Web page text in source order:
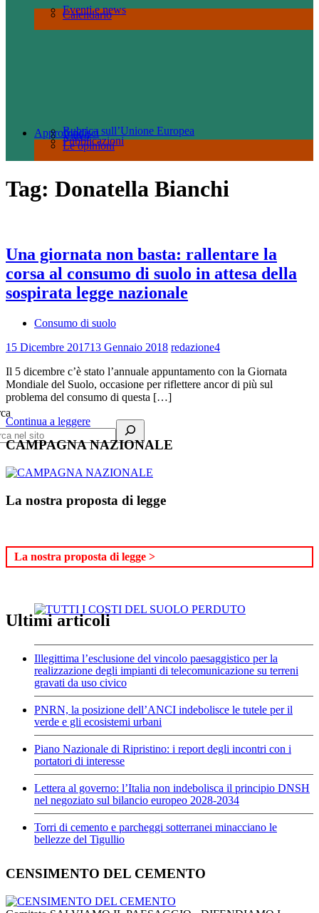
Calendario
Eventi e news
Approfondisci
Le opinioni
Pubblicazioni
Video
Rubrica sull’Unione Europea
Tag: Donatella Bianchi
Una giornata non basta: rallentare la
corsa al consumo di suolo in attesa della
sospirata legge nazionale
Consumo di suolo
15 Dicembre 201713 Gennaio 2018 redazione4
Il 5 dicembre c’è stato l’annuale appuntamento con la Giornata
Mondiale del Suolo, occasione per riflettere ancor di più sul
problema del consumo di questa […]
Continua a leggere
CAMPAGNA NAZIONALE
La nostra proposta di legge
La nostra proposta di legge >
Ultimi articoli
Illegittima l’esclusione del vincolo paesaggistico per la
realizzazione degli impianti di telecomunicazione su terreni
gravati da uso civico
PNRN, la posizione dell’ANCI indebolisce le tutele per il
verde e gli ecosistemi urbani
Piano Nazionale di Ripristino: i report degli incontri con i
portatori di interesse
Lettera al governo: l’Italia non indebolisca il principio DNSH
nel negoziato sul bilancio europeo 2028-2034
Torri di cemento e parcheggi sotterranei minacciano le
bellezze del Tigullio
CENSIMENTO DEL CEMENTO